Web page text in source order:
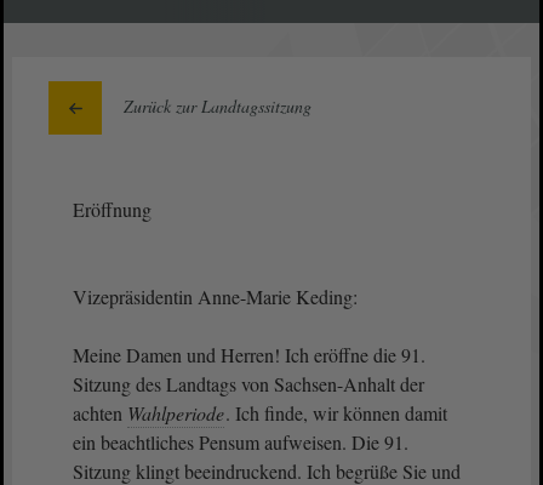
Zurück zur Landtagssitzung
Eröffnung
Vizepräsidentin Anne-Marie Keding:
Meine Damen und Herren! Ich eröffne die 91.
Sitzung des Landtags von Sachsen-Anhalt der
achten Wahlperiode. Ich finde, wir können damit
ein beachtliches Pensum aufweisen. Die 91.
Sitzung klingt beeindruckend. Ich begrüße Sie und